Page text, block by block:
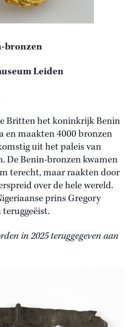
bronzen
Leiden
Britten het koninkrijk Benin
en maakten 4000 bronzen
uit het paleis van
De Benin-bronzen kwamen
terecht, maar raakten door
over de hele wereld.
prins Gregory
in 2025 teruggegeven aan